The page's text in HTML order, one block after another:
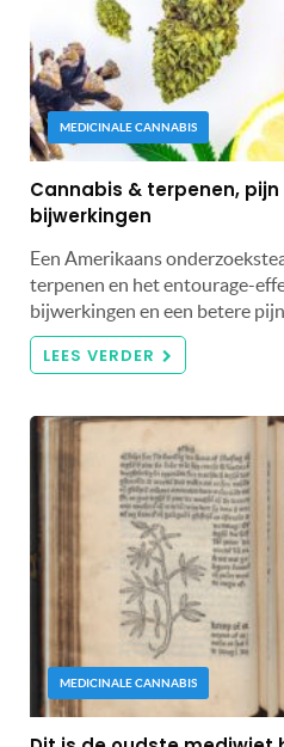
MEDICINALE CANNABIS
Cannabis & terpenen,
bijwerkingen
Een Amerikaans
terpenen en het entourage-
bijwerkingen en een betere
LEES VERDER
MEDICINALE CANNABIS